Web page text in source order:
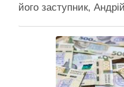
його заступник,
Київської міської
Андрій Ткачов, який
першого заступника
Президент 16 липня